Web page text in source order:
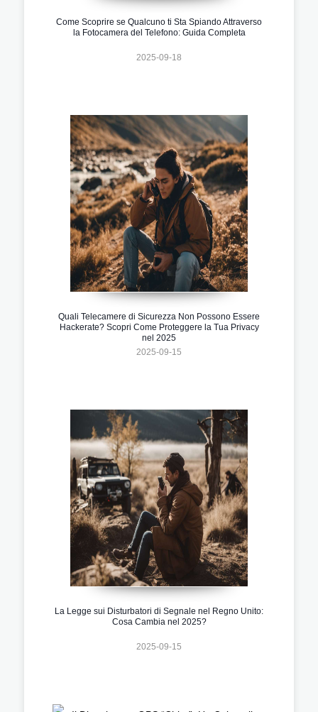
Come Scoprire se Qualcuno ti Sta Spiando Attraverso
la Fotocamera del Telefono: Guida Completa
2025-09-18
Quali Telecamere di Sicurezza Non Possono Essere
Hackerate? Scopri Come Proteggere la Tua Privacy
nel 2025
2025-09-15
La Legge sui Disturbatori di Segnale nel Regno Unito:
Cosa Cambia nel 2025?
2025-09-15